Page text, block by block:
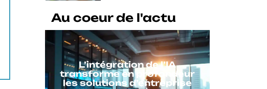
Au coeur de l'actu
L’intégration de l’IA
transforme en profondeur
les solutions d’entreprise